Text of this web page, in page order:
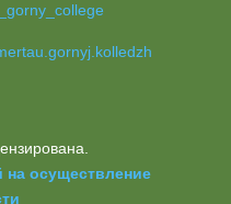
на осуществление